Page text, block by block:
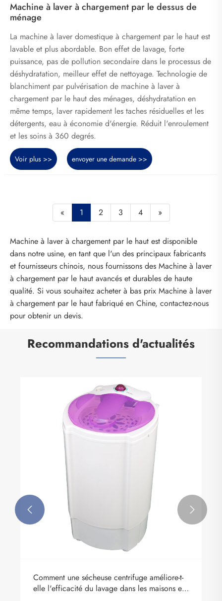
Machine à laver à chargement par le dessus de
ménage
La machine à laver domestique à chargement par le haut est
lavable et plus abordable. Bon effet de lavage, forte
puissance, pas de pollution secondaire dans le processus de
déshydratation, meilleur effet de nettoyage. Technologie de
blanchiment par pulvérisation de machine à laver à
chargement par le haut des ménages, déshydratation en
même temps, laver rapidement les taches résiduelles et les
détergents, eau à économie d'énergie. Réduit l'enroulement
et les soins à 360 degrés.
Voir plus >> envoyer une demande >>
« 1 2 3 4 »
Machine à laver à chargement par le haut est disponible
dans notre usine, en tant que l'un des principaux fabricants
et fournisseurs chinois, nous fournissons des Machine à laver
à chargement par le haut avancés et durables de haute
qualité. Si vous souhaitez acheter à bas prix Machine à laver
à chargement par le haut fabriqué en Chine, contactez-nous
pour obtenir un devis.
Recommandations d'actualités
Comment une sécheuse centrifuge améliore-t-
elle l'efficacité du lavage dans les maisons et
 